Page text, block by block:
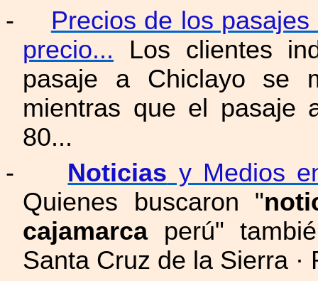
-
Precios de los
precio... Los clientes
pasaje a Chiclayo se
mientras que el pasaje
80...
-
Noticias y Medios
Quienes buscaron "
cajamarcaperú"
Santa Cruz de la Sierra